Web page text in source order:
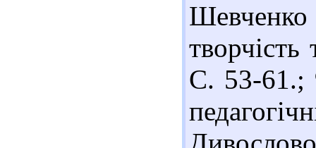
С. 53-61.;